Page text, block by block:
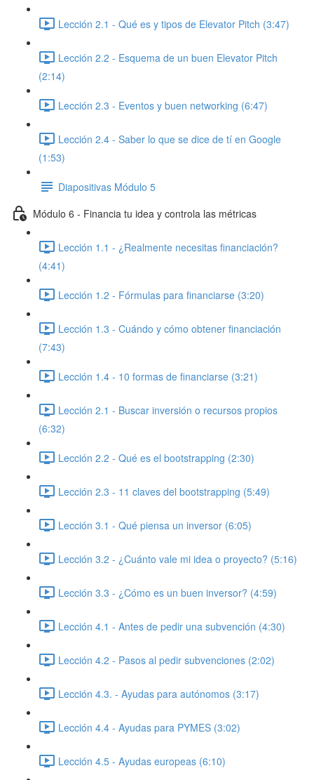
Lección 2.1 - Qué es y tipos de Elevator Pitch (3:47)
Lección 2.2 - Esquema de un buen Elevator Pitch
(2:14)
Lección 2.3 - Eventos y buen networking (6:47)
Lección 2.4 - Saber lo que se dice de tí en Google
(1:53)
Diapositivas Módulo 5
Módulo 6 - Financia tu idea y controla las métricas
Lección 1.1 - ¿Realmente necesitas financiación?
(4:41)
Lección 1.2 - Fórmulas para financiarse (3:20)
Lección 1.3 - Cuándo y cómo obtener financiación
(7:43)
Lección 1.4 - 10 formas de financiarse (3:21)
Lección 2.1 - Buscar inversión o recursos propios
(6:32)
Lección 2.2 - Qué es el bootstrapping (2:30)
Lección 2.3 - 11 claves del bootstrapping (5:49)
Lección 3.1 - Qué piensa un inversor (6:05)
Lección 3.2 - ¿Cuánto vale mi idea o proyecto? (5:16)
Lección 3.3 - ¿Cómo es un buen inversor? (4:59)
Lección 4.1 - Antes de pedir una subvención (4:30)
Lección 4.2 - Pasos al pedir subvenciones (2:02)
Lección 4.3. - Ayudas para autónomos (3:17)
Lección 4.4 - Ayudas para PYMES (3:02)
Lección 4.5 - Ayudas europeas (6:10)